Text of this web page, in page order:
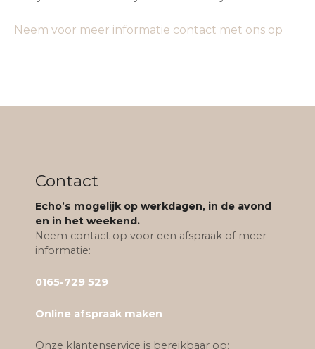
Neem voor meer informatie contact met ons op
Contact
Echo’s mogelijk op werkdagen, in de avond
en in het weekend.
Neem contact op voor een afspraak of meer
informatie:
0165-729 529
Online afspraak maken
Onze klantenservice is bereikbaar op: